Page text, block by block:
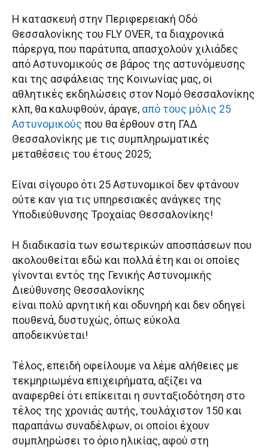
Η κατασκευή στην Περιφερειακή Οδό
Θεσσαλονίκης του FLY OVER, τα διαχρονικά
πάρεργα, που παράτυπα, απασχολούν χιλιάδες
από Αστυνομικούς σε βάρος της αστυνόμευσης
και της ασφάλειας της Κοινωνίας μας, οι
αθλητικές εκδηλώσεις στον Νομό Θεσσαλονίκης
κλπ, θα καλυφθούν, άραγε, από τους μόλις 25
Αστυνομικούς που θα έρθουν στη ΓΑΔ
Θεσσαλονίκης με τις συμπληρωματικές
μεταθέσεις του έτους 2025;
Είναι σίγουρο ότι 25 Αστυνομικοί δεν φτάνουν
ούτε καν για τις υπηρεσιακές ανάγκες της
Υποδιεύθυνσης Τροχαίας Θεσσαλονίκης!
Η διαδικασία των εσωτερικών αποσπάσεων που
ακολουθείται εδώ και πολλά έτη και οι οποίες
γίνονται εντός της Γενικής Αστυνομικής
Διεύθυνσης Θεσσαλονίκης
είναι πολύ αρνητική και οδυνηρή και δεν οδηγεί
πουθενά, δυστυχώς, όπως εύκολα
αποδεικνύεται!
Τέλος, επειδή οφείλουμε να λέμε αλήθειες με
τεκμηριωμένα επιχειρήματα, αξίζει να
αναφερθεί ότι επίκειται η συνταξιοδότηση στο
τέλος της χρονιάς αυτής, τουλάχιστον 150 και
παραπάνω συναδέλφων, οι οποίοι έχουν
συμπληρώσει το όριο ηλικίας, αφού στη